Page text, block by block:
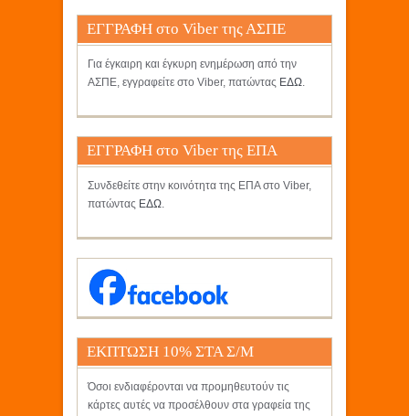
ΕΓΓΡΑΦΗ στο Viber της ΑΣΠΕ
Για έγκαιρη και έγκυρη ενημέρωση από την
ΑΣΠΕ, εγγραφείτε στο Viber, πατώντας ΕΔΩ.
ΕΓΓΡΑΦΗ στο Viber της ΕΠΑ
Συνδεθείτε στην κοινότητα της ΕΠΑ στο Viber,
πατώντας ΕΔΩ.
ΕΚΠΤΩΣΗ 10% ΣΤΑ Σ/Μ
ΚΡΗΤΙΚΟΣ
Όσοι ενδιαφέρονται να προμηθευτούν τις
κάρτες αυτές να προσέλθουν στα γραφεία της